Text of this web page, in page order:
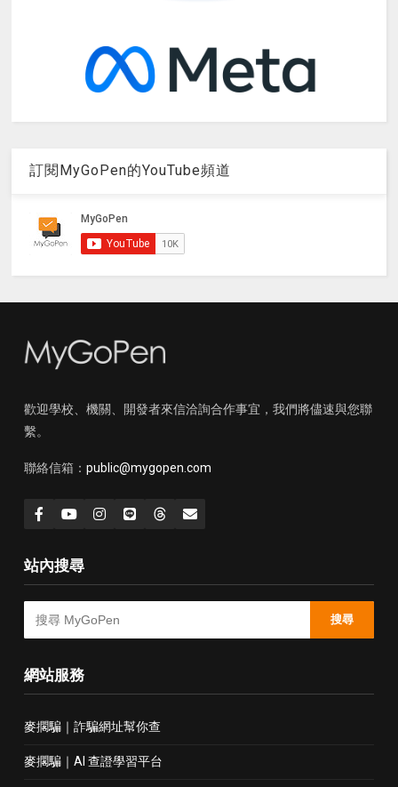
訂閱MyGoPen的YouTube頻道
歡迎學校、機關、開發者來信洽詢合作事宜，我們將儘速與您聯
繫。
聯絡信箱： public@mygopen.com
站內搜尋
搜尋
網站服務
麥擱騙｜詐騙網址幫你查
麥擱騙｜AI 查證學習平台